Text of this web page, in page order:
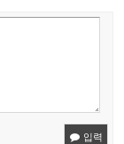
입력